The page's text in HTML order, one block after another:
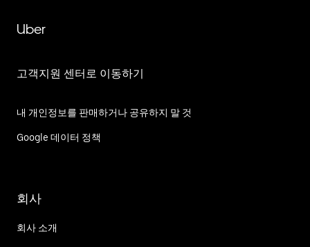
Uber
고객지원 센터로 이동하기
내 개인정보를 판매하거나 공유하지 말 것
Google 데이터 정책
회사
회사 소개